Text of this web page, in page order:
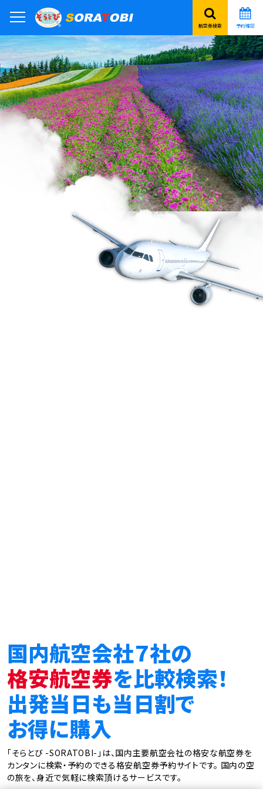
航空券検索 予約確認
国内航空会社７社の
格安航空券を比較検索！
出発当日も当日割で
お得に購入
「そらとび -SORATOBI-」は、国内主要航空会社の格安な航空券を
カンタンに検索・予約のできる格安航空券予約サイトです。 国内の空
の旅を、身近で気軽に検索頂けるサービスです。